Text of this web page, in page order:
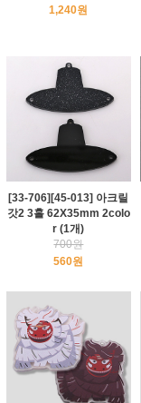
1,240원
[33-706][45-013] 아크릴
갓2 3홀 62X35mm 2colo
r (1개)
700원
560원